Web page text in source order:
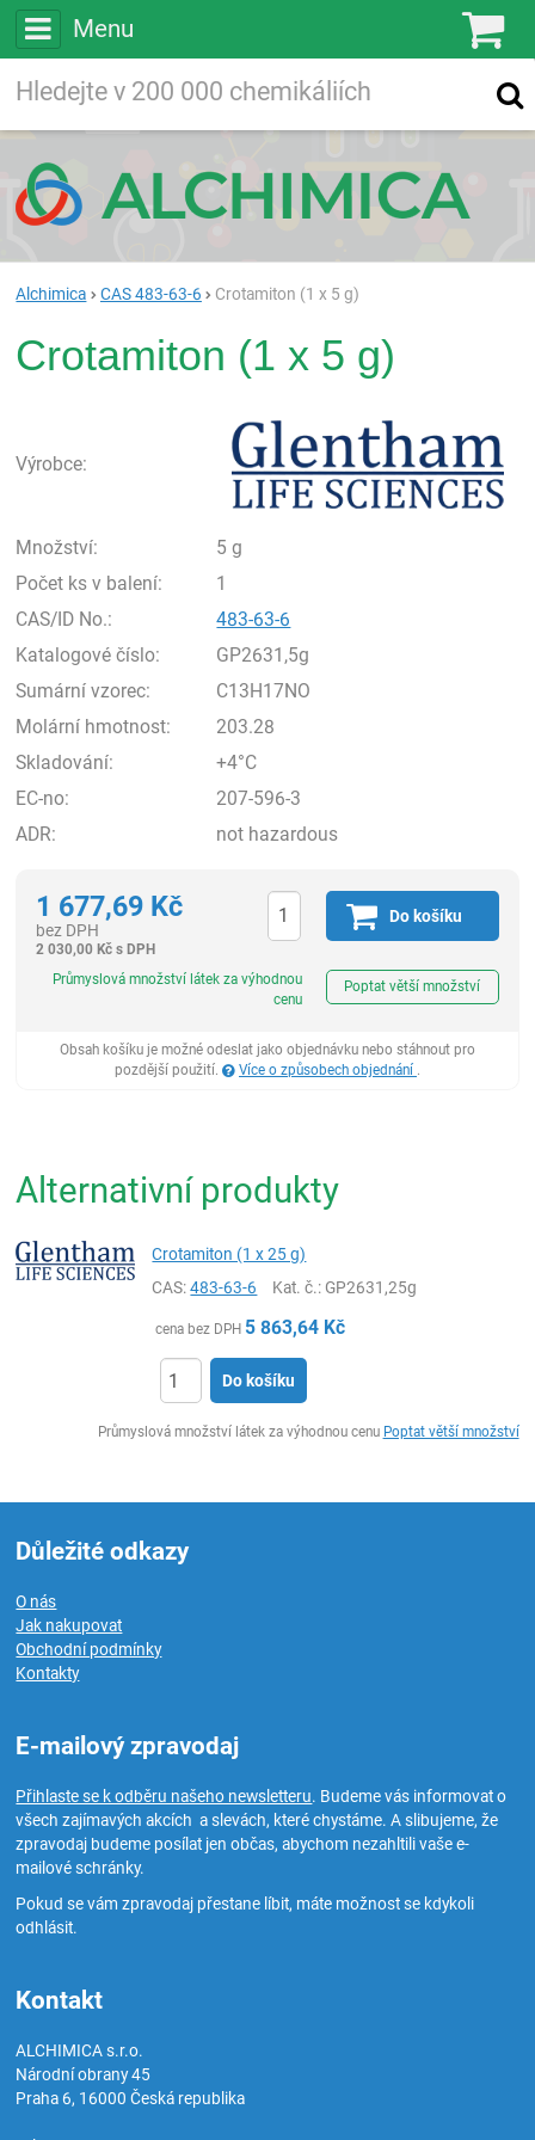
Menu
Vyhledávání
Alchimica CAS 483-63-6 Crotamiton (1 x 5 g)
Crotamiton (1 x 5 g)
Výrobce:
Množství:
5 g
Počet ks v balení:
1
CAS/ID No.:
483-63-6
Katalogové číslo:
GP2631,5g
Sumární vzorec:
C13H17NO
Molární hmotnost:
203.28
Skladování:
+4°C
EC-no:
207-596-3
ADR:
not hazardous
1 677,69 Kč
bez DPH
2 030,00Kč s DPH
Do košíku
Průmyslová množství látek za výhodnou
cenu
Poptat větší množství
Obsah košíku je možné odeslat jako objednávku nebo stáhnout pro
pozdější použití.
Více o způsobech objednání .
Alternativní produkty
Crotamiton (1 x 25 g)
CAS:483-63-6 Kat. č.: GP2631,25g
cena bez DPH 5 863,64 Kč
Do košíku
Průmyslová množství látek za výhodnou cenu Poptat větší množství
Důležité odkazy
O nás
Jak nakupovat
Obchodní podmínky
Kontakty
E-mailový zpravodaj
Přihlaste se k odběru našeho newsletteru. Budeme vás informovat o
všech zajímavých akcích a slevách, které chystáme. A slibujeme, že
zpravodaj budeme posílat jen občas, abychom nezahltili vaše e-
mailové schránky.
Pokud se vám zpravodaj přestane líbit, máte možnost se kdykoli
odhlásit.
Kontakt
ALCHIMICA s.r.o.
Národní obrany 45
Praha 6, 16000Česká republika